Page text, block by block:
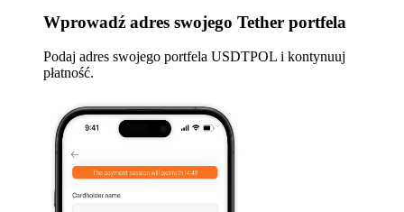
Wprowadź adres swojego Tether portfela
Podaj adres swojego portfela USDTPOL i kontynuuj
płatność.